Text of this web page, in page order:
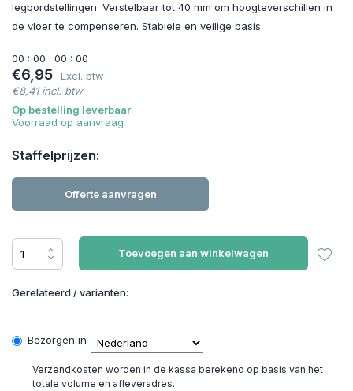
legbordstellingen. Verstelbaar tot 40 mm om hoogteverschillen in
de vloer te compenseren. Stabiele en veilige basis.
00 : 00 : 00 : 00
€6,95
Excl. btw
€8,41 incl. btw
Op bestelling leverbaar
Voorraad op aanvraag
Staffelprijzen:
Offerte aanvragen
Toevoegen aan winkelwagen
Gerelateerd / varianten:
Bezorgen in
Verzendkosten worden in de kassa berekend op basis van het
totale volume en afleveradres.